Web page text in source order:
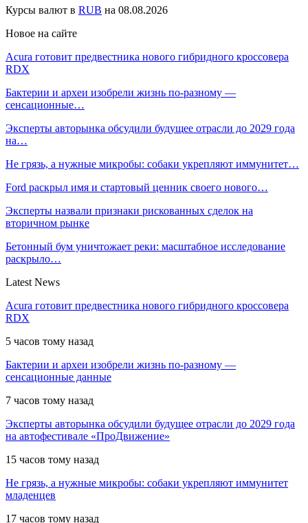
Курсы валют в RUB на 08.08.2026
Новое на сайте
Acura готовит предвестника нового гибридного кроссовера
RDX
Бактерии и археи изобрели жизнь по-разному —
сенсационные…
Эксперты авторынка обсудили будущее отрасли до 2029 года
на…
Не грязь, а нужные микробы: собаки укрепляют иммунитет…
Ford раскрыл имя и стартовый ценник своего нового…
Эксперты назвали признаки рискованных сделок на
вторичном рынке
Бетонный бум уничтожает реки: масштабное исследование
раскрыло…
Latest News
Acura готовит предвестника нового гибридного кроссовера
RDX
5 часов тому назад
Бактерии и археи изобрели жизнь по-разному —
сенсационные данные
7 часов тому назад
Эксперты авторынка обсудили будущее отрасли до 2029 года
на автофестивале «ПроДвижение»
15 часов тому назад
Не грязь, а нужные микробы: собаки укрепляют иммунитет
младенцев
17 часов тому назад